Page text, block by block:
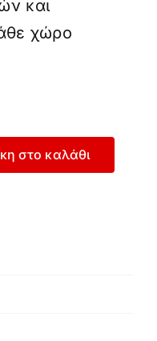
και
χώρο
στο καλάθι